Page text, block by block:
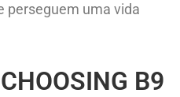
perseguem uma vida
B9